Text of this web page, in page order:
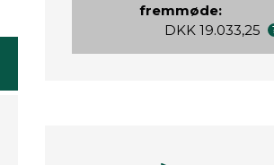
fremmøde:
DKK 19.033,25